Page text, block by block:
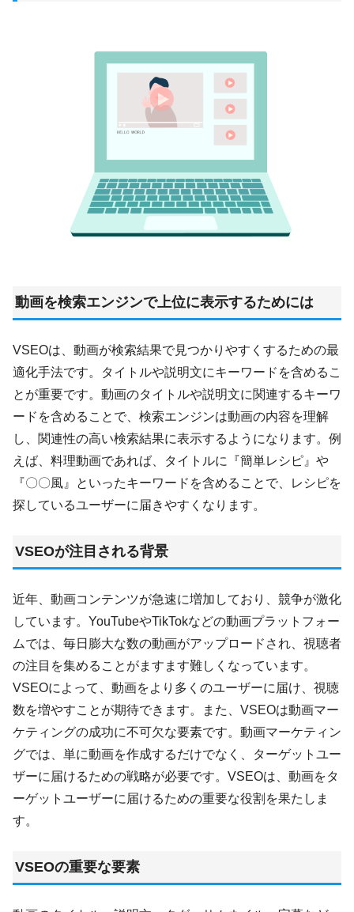
動画を検索エンジンで上位に表示するためには
VSEOは、動画が検索結果で見つかりやすくするための最
適化手法です。タイトルや説明文にキーワードを含めるこ
とが重要です。動画のタイトルや説明文に関連するキーワ
ードを含めることで、検索エンジンは動画の内容を理解
し、関連性の高い検索結果に表示するようになります。例
えば、料理動画であれば、タイトルに『簡単レシピ』や
『〇〇風』といったキーワードを含めることで、レシピを
探しているユーザーに届きやすくなります。
VSEOが注目される背景
近年、動画コンテンツが急速に増加しており、競争が激化
しています。YouTubeやTikTokなどの動画プラットフォー
ムでは、毎日膨大な数の動画がアップロードされ、視聴者
の注目を集めることがますます難しくなっています。
VSEOによって、動画をより多くのユーザーに届け、視聴
数を増やすことが期待できます。また、VSEOは動画マー
ケティングの成功に不可欠な要素です。動画マーケティン
グでは、単に動画を作成するだけでなく、ターゲットユー
ザーに届けるための戦略が必要です。VSEOは、動画をタ
ーゲットユーザーに届けるための重要な役割を果たしま
す。
VSEOの重要な要素